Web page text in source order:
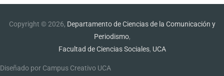
Copyright © 2026, Departamento de Ciencias de la Comunicación y
Periodismo,
Facultad de Ciencias Sociales, UCA
Diseñado por Campus Creativo UCA